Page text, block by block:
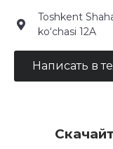
Toshkent
ko‘chasi 12A
Написать в